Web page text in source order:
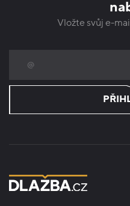
Vložte svůj e-